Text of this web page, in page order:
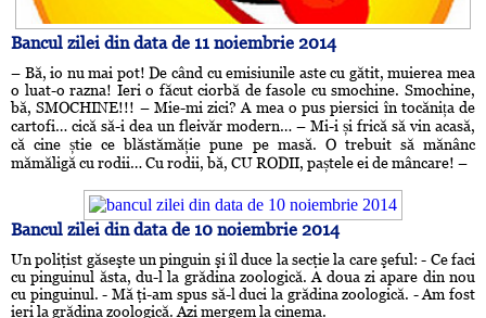
Bancul zilei din data de 11 noiembrie 2014
– Bă, io nu mai pot! De când cu emisiunile aste cu gătit, muierea mea
o luat-o razna! Ieri o făcut ciorbă de fasole cu smochine. Smochine,
bă, SMOCHINE!!! – Mie-mi zici? A mea o pus piersici în tocănița de
cartofi… cică să-i dea un fleivăr modern… – Mi-i și frică să vin acasă,
că cine știe ce blăstămăție pune pe masă. O trebuit să mănânc
mămăligă cu rodii… Cu rodii, bă, CU RODII, paștele ei de mâncare! –
Bancul zilei din data de 10 noiembrie 2014
Un poliţist găseşte un pinguin şi îl duce la secţie la care şeful: - Ce faci
cu pinguinul ăsta, du-l la grădina zoologică. A doua zi apare din nou
cu pinguinul. - Mă ţi-am spus să-l duci la grădina zoologică. - Am fost
ieri la grădina zoologică. Azi mergem la cinema.